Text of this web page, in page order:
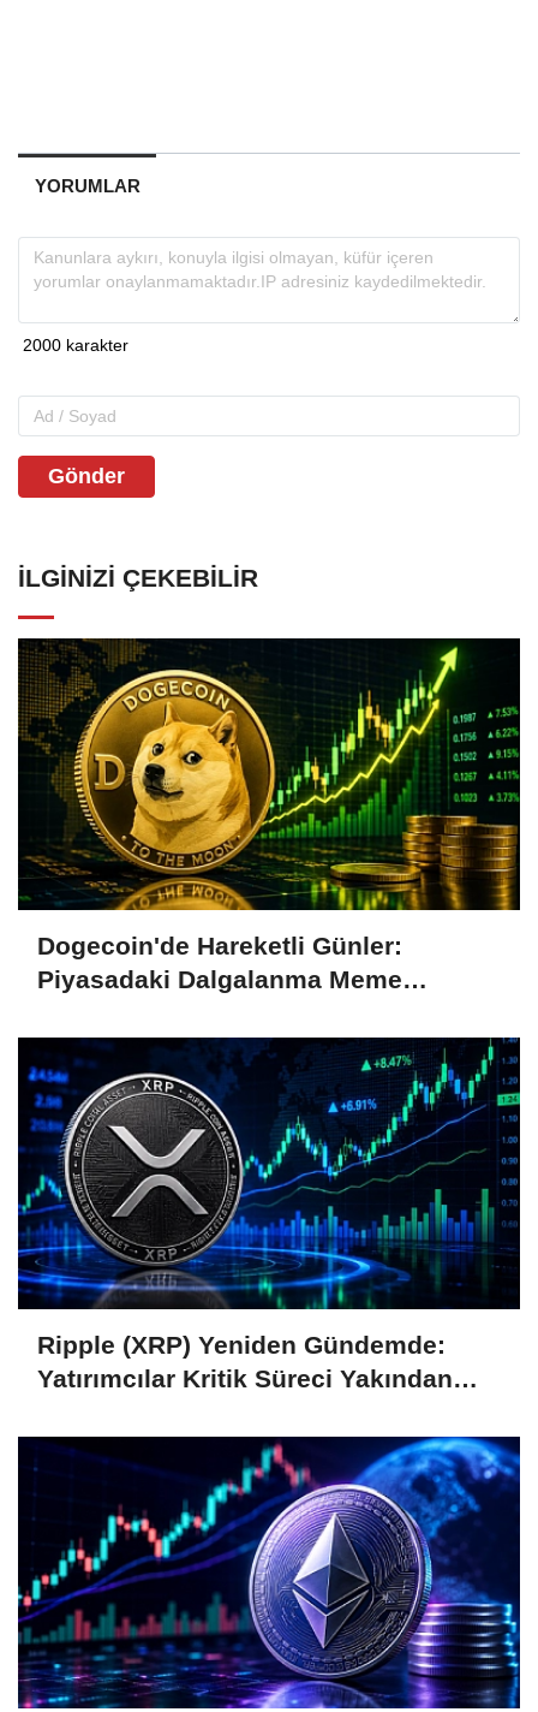
YORUMLAR
Gönder
İLGINIZI ÇEKEBILIR
Dogecoin'de Hareketli Günler:
Piyasadaki Dalgalanma Meme
Ripple (XRP) Yeniden Gündemde:
Yatırımcılar Kritik Süreci Yakından